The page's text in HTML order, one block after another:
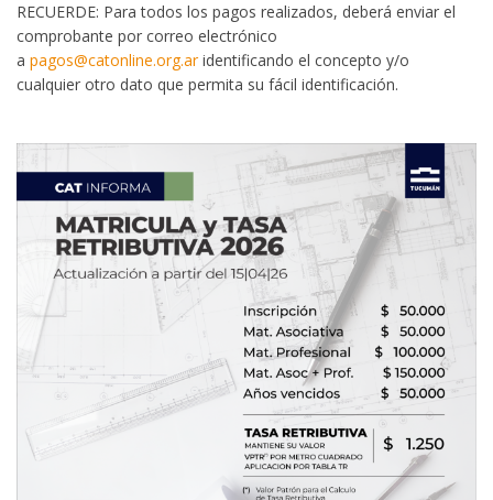
RECUERDE: Para todos los pagos realizados, deberá enviar el
comprobante por correo electrónico
a pagos@catonline.org.aridentificando el concepto y/o
cualquier otro dato que permita su fácil identificación.